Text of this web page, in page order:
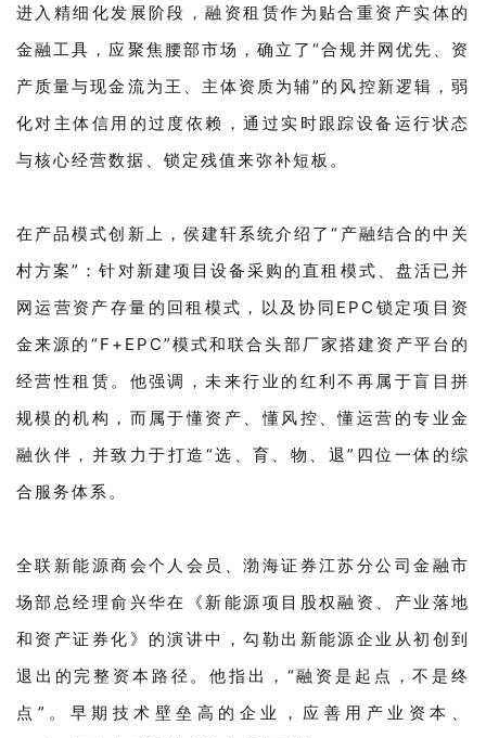
进入精细化发展阶段，融资租赁作为贴合重资产实体的
金融工具，应聚焦腰部市场，确立了“合规并网优先、资
产质量与现金流为王、主体资质为辅”的风控新逻辑，弱
化对主体信用的过度依赖，通过实时跟踪设备运行状态
与核心经营数据、锁定残值来弥补短板。
在产品模式创新上，侯建轩系统介绍了“产融结合的中关
村方案”：针对新建项目设备采购的直租模式、盘活已并
网运营资产存量的回租模式，以及协同EPC锁定项目资
金来源的“F+EPC”模式和联合头部厂家搭建资产平台的
经营性租赁。他强调，未来行业的红利不再属于盲目拼
规模的机构，而属于懂资产、懂风控、懂运营的专业金
融伙伴，并致力于打造“选、育、物、退”四位一体的综
合服务体系。
全联新能源商会个人会员、渤海证券江苏分公司金融市
场部总经理俞兴华在《新能源项目股权融资、产业落地
和资产证券化》的演讲中，勾勒出新能源企业从初创到
退出的完整资本路径。他指出，“融资是起点，不是终
点”。早期技术壁垒高的企业，应善用产业资本、